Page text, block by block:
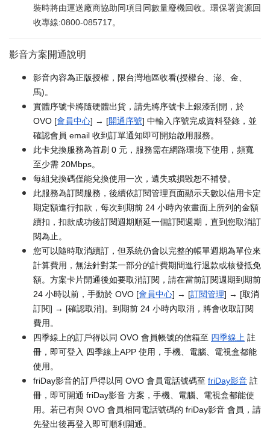
裝時將由運送廠商協助同項目同數量廢機回收。環保署資源回
收專線:0800-085717。
影音方案開通說明
影音內容為正版授權，限台灣地區收看(授權台、澎、金、
馬)。
實體序號卡將隨硬體出貨，請先將序號卡上銀漆刮開，於
OVO [會員中心] → [開通序號] 中輸入序號完成資料登錄，並
確認會員 email 收到訂單通知即可開始啟用服務。
此卡兌換服務為首刷 0 元，服務需在網路環境下使用，頻寬
至少需 20Mbps。
每組兌換碼僅能兌換使用一次，遺失或損毀恕不補發。
此服務為訂閱服務，後續依訂閱管理頁面顯示天數以信用卡定
期定額進行扣款，每次到期前 24 小時內依畫面上所列的金額
續扣，扣款成功後訂閱週期順延一個訂閱週期，直到您取消訂
閱為止。
您可以隨時取消續訂，但系統仍會以完整的帳單週期為單位來
計算費用，無法針對某一部分的計費期間進行退款或核發抵免
額。方案卡片開通後如要取消訂閱，請在當前訂閱週期到期前
24 小時以前，手動於 OVO [會員中心] → [訂閱管理] → [取消
訂閱] → [確認取消]。到期前 24 小時內取消，將會收取訂閱
費用。
四季線上的訂戶得以同 OVO 會員帳號的信箱至 四季線上 註
冊，即可登入 四季線上APP 使用，手機、電腦、電視盒都能
使用。
friDay影音的訂戶得以同 OVO 會員電話號碼至 friDay影音 註
冊，即可開通 friDay影音 方案，手機、電腦、電視盒都能使
用。若已有與 OVO 會員相同電話號碼的 friDay影音 會員，請
先登出後再登入即可順利開通。